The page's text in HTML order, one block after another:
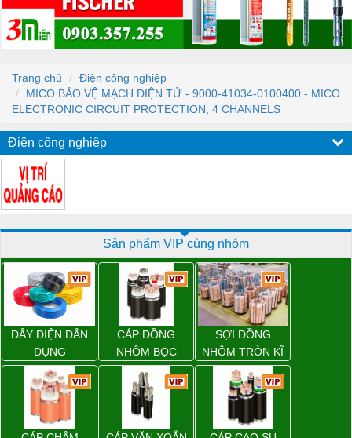
Trang chủ
Điện công nghiệp
MICO BẢO VỆ MẠCH ĐIỆN TỬ - 9000-41034-0100400 - MICO
ELECTRONIC CIRCUIT PROTECTION, 4 CHANNELS
Điện công nghiệp
Sản phẩm VIP cùng nhóm
DÂY ĐIỆN DÂN
DỤNG
CÁP ĐỒNG
NHÔM BỌC
SỢI ĐỒNG
NHÔM TRÒN KĨ
THUẬT ĐIỆN